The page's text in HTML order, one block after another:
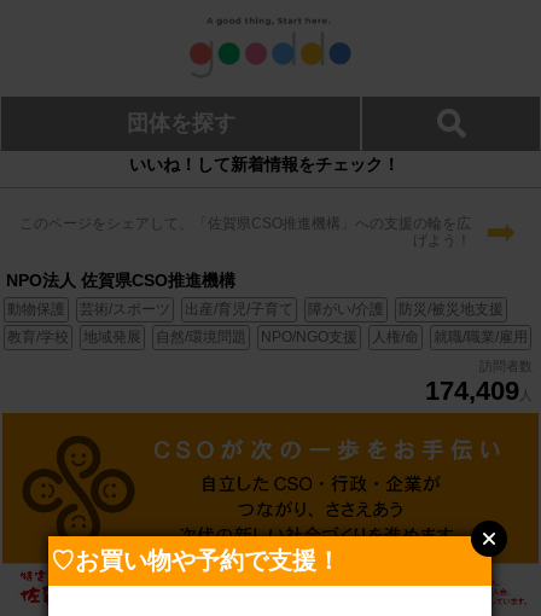
団体を探す
いいね！して新着情報をチェック！
このページをシェアして、「佐賀県CSO推進機構」への支援の輪を広
げよう！
➡
NPO法人 佐賀県CSO推進機構
動物保護 芸術/スポーツ 出産/育児/子育て 障がい/介護
防災/被災地支援
教育/学校
地域発展 自然/環境問題 NPO/NGO支援 人権/命 就職/職業/雇用
訪問者数
174,409 人
♡お買い物や予約で支援！